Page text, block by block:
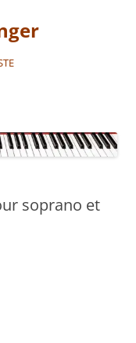
soprano et